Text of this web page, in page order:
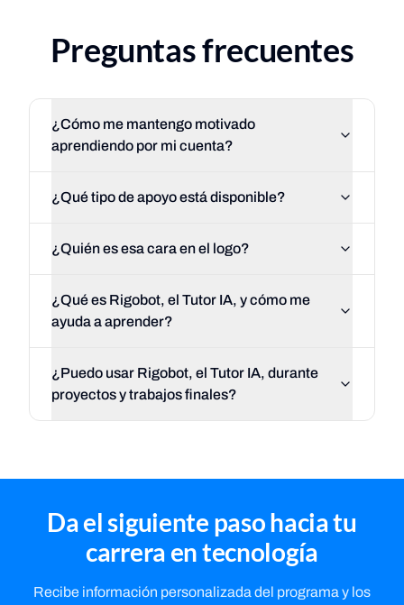
Preguntas frecuentes
¿Cómo me mantengo motivado
aprendiendo por mi cuenta?
¿Qué tipo de apoyo está disponible?
¿Quién es esa cara en el logo?
¿Qué es Rigobot, el Tutor IA, y cómo me
ayuda a aprender?
¿Puedo usar Rigobot, el Tutor IA, durante
proyectos y trabajos finales?
Da el siguiente paso hacia tu
carrera en tecnología
Recibe información personalizada del programa y los